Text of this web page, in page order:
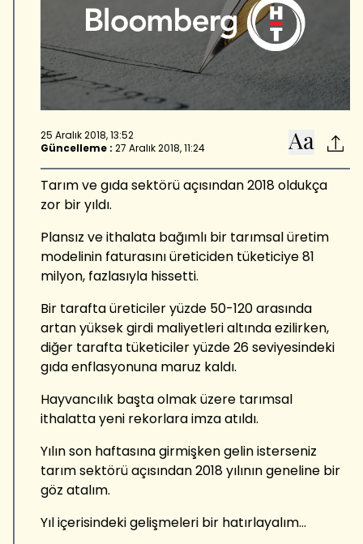
25 Aralık 2018, 13:52
Güncelleme : 27 Aralık 2018, 11:24
Tarım ve gıda sektörü açısından 2018 oldukça
zor bir yıldı.
Plansız ve ithalata bağımlı bir tarımsal üretim
modelinin faturasını üreticiden tüketiciye 81
milyon, fazlasıyla hissetti.
Bir tarafta üreticiler yüzde 50-120 arasında
artan yüksek girdi maliyetleri altında ezilirken,
diğer tarafta tüketiciler yüzde 26 seviyesindeki
gıda enflasyonuna maruz kaldı.
Hayvancılık başta olmak üzere tarımsal
ithalatta yeni rekorlara imza atıldı.
Yılın son haftasına girmişken gelin isterseniz
tarım sektörü açısından 2018 yılının geneline bir
göz atalım.
Yıl içerisindeki gelişmeleri bir hatırlayalım…